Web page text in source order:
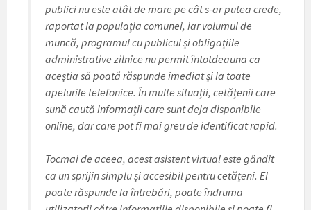
publici nu este atât de mare pe cât s-ar putea crede,
raportat la populația comunei, iar volumul de
muncă, programul cu publicul și obligațiile
administrative zilnice nu permit întotdeauna ca
aceștia să poată răspunde imediat și la toate
apelurile telefonice. În multe situații, cetățenii care
sună caută informații care sunt deja disponibile
online, dar care pot fi mai greu de identificat rapid.
Tocmai de aceea, acest asistent virtual este gândit
ca un sprijin simplu și accesibil pentru cetățeni. El
poate răspunde la întrebări, poate îndruma